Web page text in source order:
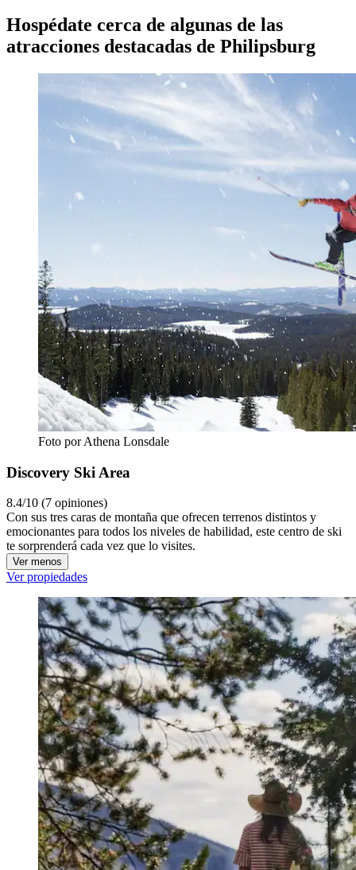
Hospédate cerca de algunas de las
atracciones destacadas de Philipsburg
Foto por Athena Lonsdale
Discovery Ski Area
8.4/10 (7 opiniones)
Con sus tres caras de montaña que ofrecen terrenos distintos y
emocionantes para todos los niveles de habilidad, este centro de ski
te sorprenderá cada vez que lo visites.
Ver menos
Ver propiedades